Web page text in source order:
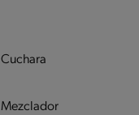
Cuchara
Mezclador